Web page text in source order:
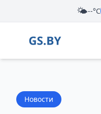
🌤️--°C
Новости